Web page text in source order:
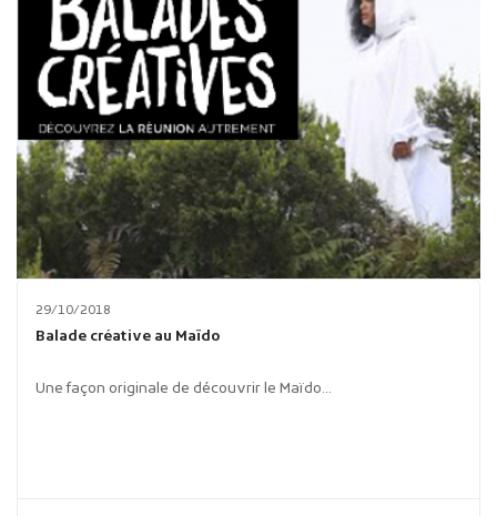
Publicité des actes
Marchés publics
Projets financés par l'Europe
Plans d'accès
29/10/2018
Balade créative au Maïdo
Une façon originale de découvrir le Maïdo...